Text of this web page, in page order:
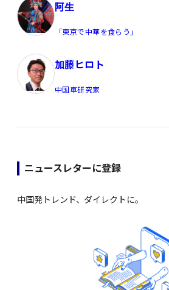
阿生
「東京で中華を食らう」
加藤ヒロト
中国車研究家
ニュースレターに登録
中国発トレンド、ダイレクトに。